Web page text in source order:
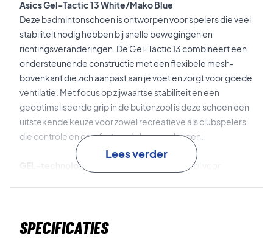
Asics Gel-Tactic 13 White/Mako Blue
Deze badmintonschoen is ontworpen voor spelers die veel
stabiliteit nodig hebben bij snelle bewegingen en
richtingsveranderingen. De Gel-Tactic 13 combineert een
ondersteunende constructie met een flexibele mesh-
bovenkant die zich aanpast aan je voet en zorgt voor goede
ventilatie. Met focus op zijwaartse stabiliteit en een
geoptimaliseerde grip in de buitenzool is deze schoen een
uitstekende keuze voor zowel recreatieve als clubspelers
die controle en comfort op de baan verlangen.
GEL-technologie
is verwerkt in de tussenzool voor
Het STABLETRUSS-systeem
Lees verder
Specificaties